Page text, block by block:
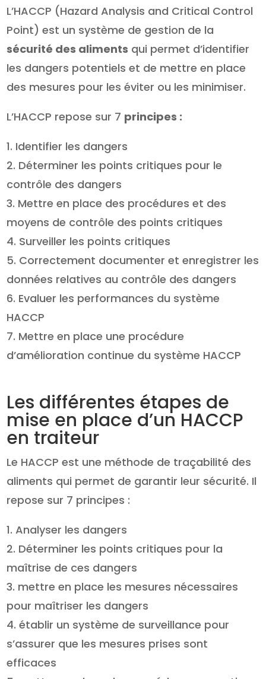
L’HACCP (Hazard Analysis and Critical Control
Point) est un système de gestion de la
sécurité des aliments qui permet d’identifier
les dangers potentiels et de mettre en place
des mesures pour les éviter ou les minimiser.
L’HACCP repose sur 7 principes :
Identifier les dangers
Déterminer les points critiques pour le
contrôle des dangers
Mettre en place des procédures et des
moyens de contrôle des points critiques
Surveiller les points critiques
Correctement documenter et enregistrer les
données relatives au contrôle des dangers
Evaluer les performances du système
HACCP
Mettre en place une procédure
d’amélioration continue du système HACCP
Les différentes étapes de
mise en place d’un HACCP
en traiteur
Le HACCP est une méthode de traçabilité des
aliments qui permet de garantir leur sécurité. Il
repose sur 7 principes :
Analyser les dangers
Déterminer les points critiques pour la
maîtrise de ces dangers
mettre en place les mesures nécessaires
pour maîtriser les dangers
établir un système de surveillance pour
s’assurer que les mesures prises sont
efficaces